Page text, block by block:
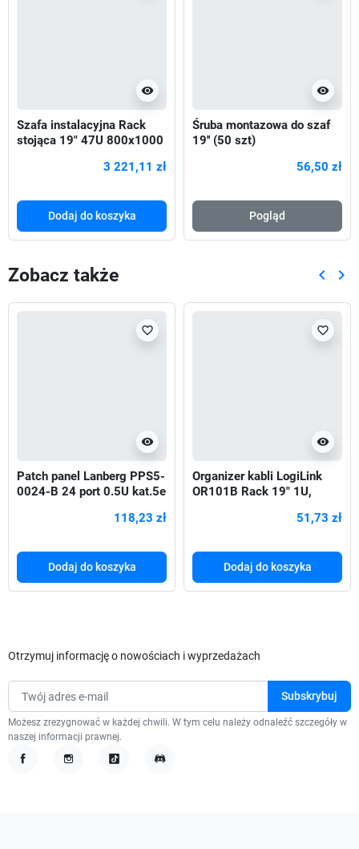
visibility
Szafa instalacyjna Rack
stojąca 19" 47U 800x1000
3 221,11 zł
Dodaj do koszyka
visibility
Śruba montazowa do szaf
19'' (50 szt)
56,50 zł
Pogląd
Zobacz także keyboard_arrow_left keyboard_arrow_right
visibility
favorite_border
Patch panel Lanberg PPS5-
0024-B 24 port 0.5U kat.5e
118,23 zł
Dodaj do koszyka
visibility
favorite_border
Organizer kabli LogiLink
OR101B Rack 19" 1U,
51,73 zł
Dodaj do koszyka
Otrzymuj informację o nowościach i wyprzedażach
Możesz zrezygnować w każdej chwili. W tym celu należy odnaleźć szczegóły w
naszej informacji prawnej.